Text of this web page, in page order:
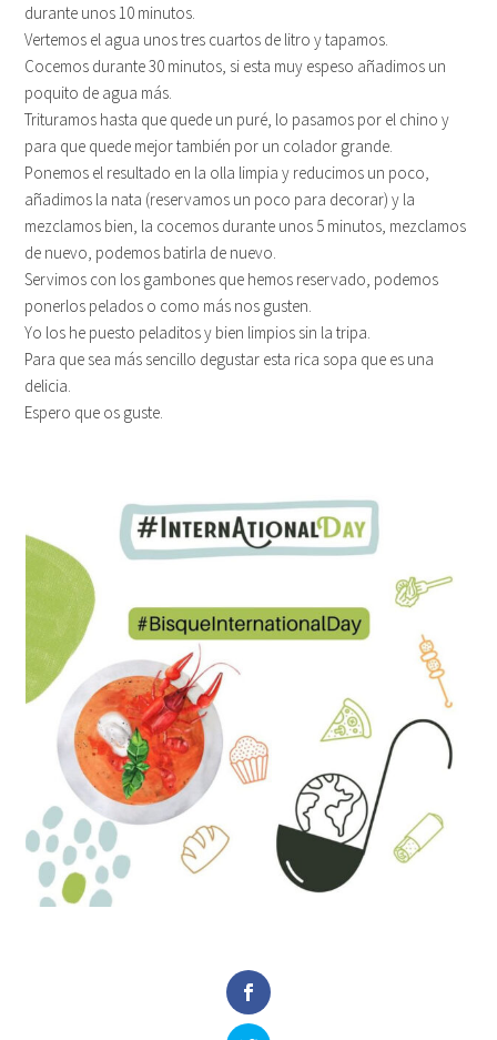
durante unos 10 minutos.
Vertemos el agua unos tres cuartos de litro y tapamos.
Cocemos durante 30 minutos, si esta muy espeso añadimos un
poquito de agua más.
Trituramos hasta que quede un puré, lo pasamos por el chino y
para que quede mejor también por un colador grande.
Ponemos el resultado en la olla limpia y reducimos un poco,
añadimos la nata (reservamos un poco para decorar) y la
mezclamos bien, la cocemos durante unos 5 minutos, mezclamos
de nuevo, podemos batirla de nuevo.
Servimos con los gambones que hemos reservado, podemos
ponerlos pelados o como más nos gusten.
Yo los he puesto peladitos y bien limpios sin la tripa.
Para que sea más sencillo degustar esta rica sopa que es una
delicia.
Espero que os guste.